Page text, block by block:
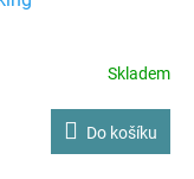
Skladem
Do košíku